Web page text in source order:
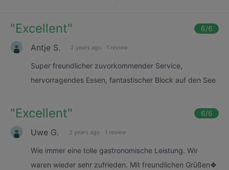
"Excellent" 6/6
Antje S. 2 years ago · 1 review
Super freundlicher zuvorkommender Service,
hervorragendes Essen, fantastischer Block auf den See
"Excellent" 6/6
Uwe G. 2 years ago · 1 review
Wie immer eine tolle gastronomische Leistung. Wir
waren wieder sehr zufrieden. Mit freundlichen Grüßen🍀